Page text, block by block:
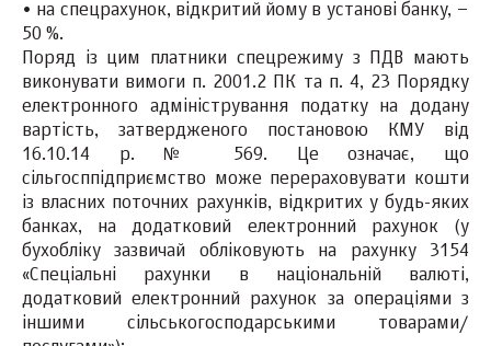
• на спецрахунок, відкритий йому в установі банку, –
50 %.
Поряд із цим платники спецрежиму з ПДВ мають
виконувати вимоги п. 2001 .2 ПК та п. 4, 23 Порядку
електронного адміністрування податку на додану
вартість, затвердженого постановою КМУ від
16.10.14 р. № 569. Це означає, що
сільгосппідприємство може перераховувати кошти
із власних поточних рахунків, відкритих у будь-яких
банках, на додатковий електронний рахунок (у
бухобліку зазвичай обліковують на рахунку 3154
«Спеціальні рахунки в національній валюті,
додатковий електронний рахунок за операціями з
іншими сільськогосподарськими товарами/